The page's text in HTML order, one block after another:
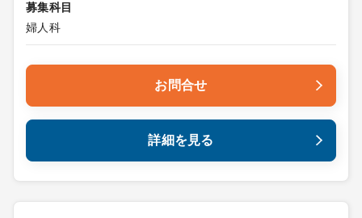
募集科目
婦人科
お問合せ
詳細を見る